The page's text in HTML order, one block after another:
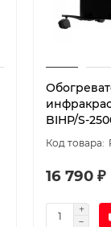
BIHP/S-
16 790 ₽